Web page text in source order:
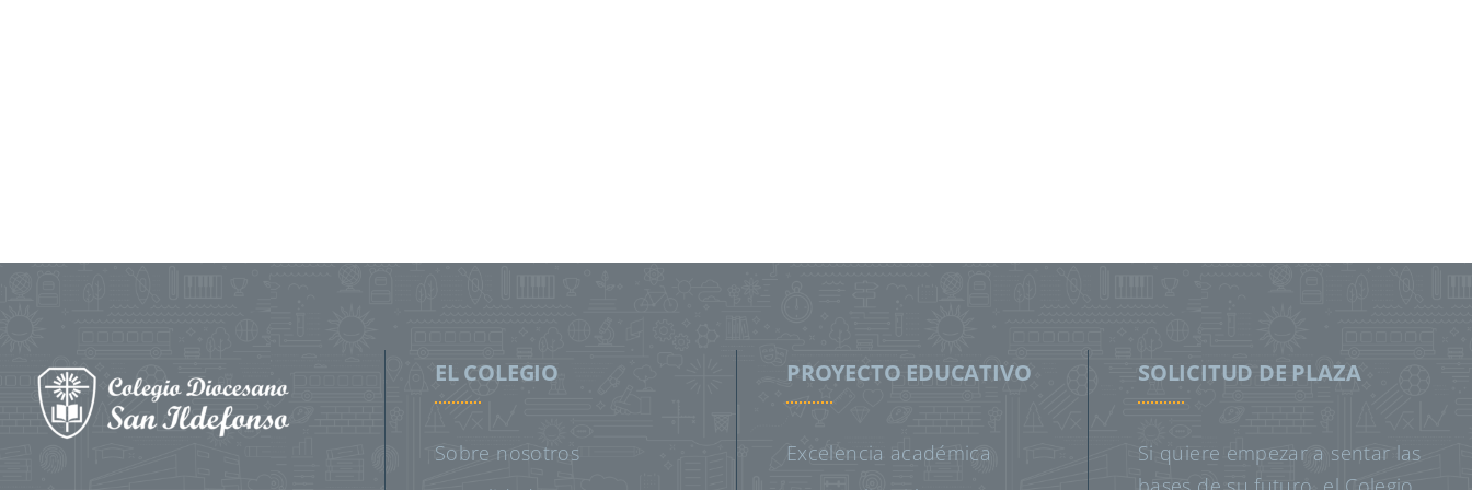
EL COLEGIO
Sobre nosotros
PROYECTO EDUCATIVO
Excelencia académica
SOLICITUD DE PLAZA
Si quiere empezar a sentar las